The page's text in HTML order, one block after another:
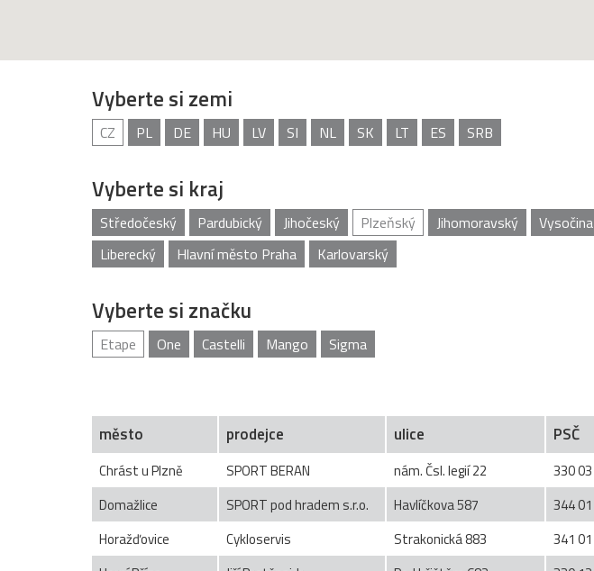
Vyberte si zemi
CZ PL DE HU LV SI NL SK LT ES SRB
Vyberte si kraj
Středočeský Pardubický Jihočeský Plzeňský Jihomoravský Vysočina
Liberecký
Hlavní město Praha Karlovarský
Vyberte si značku
Etape One Castelli Mango Sigma
město prodejce ulice PSČ
Chrást u Plzně SPORT BERAN nám. Čsl. legií 22 330 03
Domažlice
SPORT pod hradem s.r.o. Havlíčkova 587 344 01
Horažďovice
Cykloservis Strakonická 883 341 01